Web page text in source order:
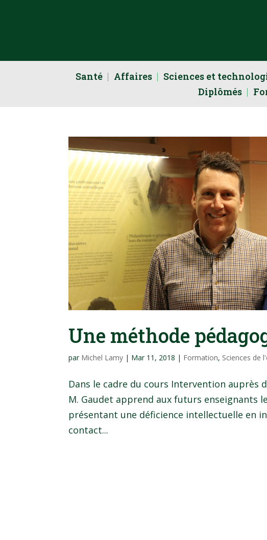
Santé Affaires Sciences et
Diplômés
Une méthode
par Michel Lamy | Mar 11, 2018 | Formation, Sciences de
Dans le cadre du cours Intervention auprès
M. Gaudet apprend aux futurs enseignants
présentant une déficience intellectuelle en
contact...